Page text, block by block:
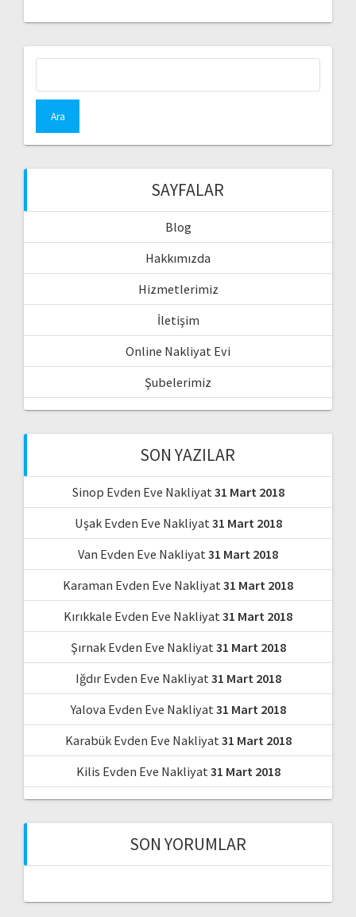
SAYFALAR
Blog
Hakkımızda
Hizmetlerimiz
İletişim
Online Nakliyat Evi
Şubelerimiz
SON YAZILAR
Sinop Evden Eve Nakliyat31 Mart 2018
Uşak Evden Eve Nakliyat31 Mart 2018
Van Evden Eve Nakliyat31 Mart 2018
Karaman Evden Eve Nakliyat31 Mart 2018
Kırıkkale Evden Eve Nakliyat31 Mart 2018
Şırnak Evden Eve Nakliyat31 Mart 2018
Iğdır Evden Eve Nakliyat31 Mart 2018
Yalova Evden Eve Nakliyat31 Mart 2018
Karabük Evden Eve Nakliyat31 Mart 2018
Kilis Evden Eve Nakliyat31 Mart 2018
SON YORUMLAR